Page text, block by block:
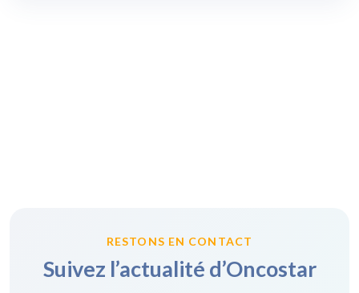
RESTONS EN CONTACT
Suivez l’actualité d’Oncostar